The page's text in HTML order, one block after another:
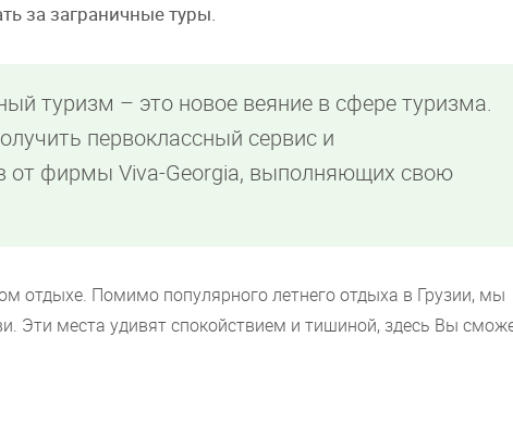
за заграничные туры.
туризм – это новое веяние в сфере туризма.
первоклассный сервис и
от фирмы Viva-Georgia, выполняющих свою
отдыхе. Помимо популярного летнего отдыха в Грузии, мы
Эти места удивят спокойствием и тишиной, здесь Вы